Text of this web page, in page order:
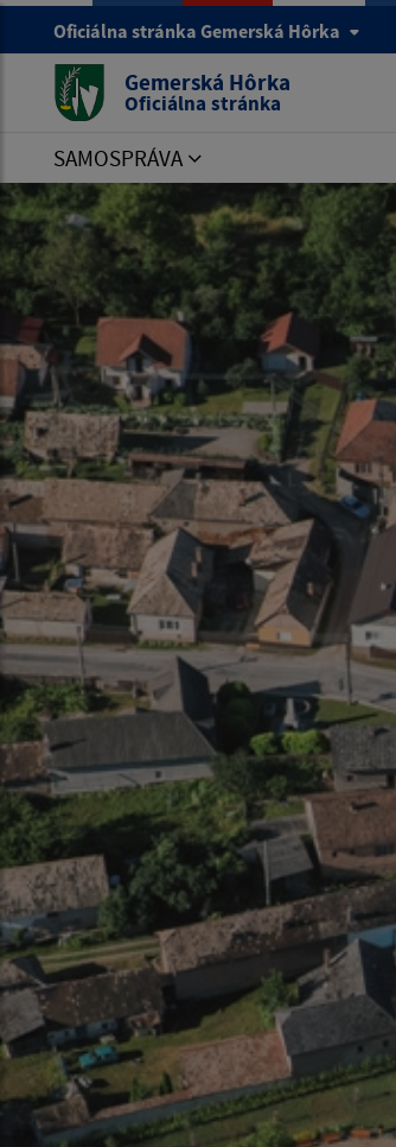
Oficiálna stránka Gemerská Hôrka
Gemerská Hôrka
Oficiálna stránka
SAMOSPRÁVA